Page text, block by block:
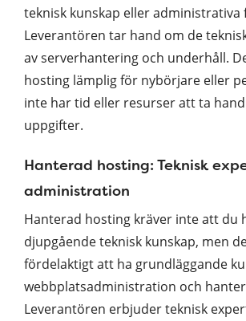
teknisk kunskap eller administrativa
Leverantören tar hand om de
av serverhantering och underhåll.
hosting lämplig för nybörjare eller
inte har tid eller resurser att ta
uppgifter.
Hanterad hosting: Teknisk
administration
Hanterad hosting kräver inte att du
djupgående teknisk kunskap, men
fördelaktigt att ha grundläggande
webbplatsadministration och
Leverantören erbjuder teknisk